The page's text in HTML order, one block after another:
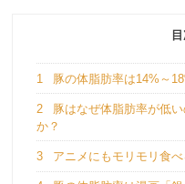
1 豚の体脂肪率は14%～
2
豚はなぜ体脂肪率が低
か？
3 アニメにもモリモリ食